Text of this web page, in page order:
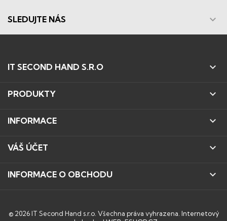
SLEDUJTE NÁS 
IT SECOND HAND S.R.O 
PRODUKTY 
INFORMACE 
VÁŠ ÚČET 
INFORMACE O OBCHODU 
© 2026 IT Second Hand s.r.o. Všechna práva vyhrazena. Internetový